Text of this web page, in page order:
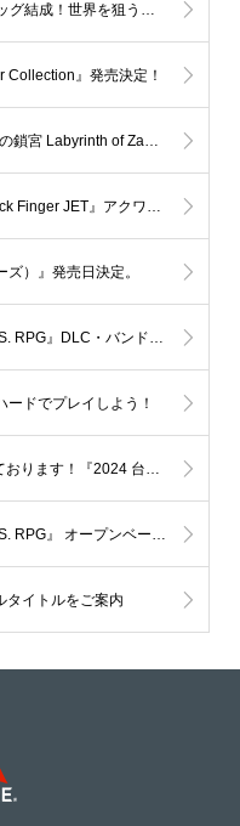
「Red Dunes Games × ACQUIRE」タッグ結成！世界を狙う新IP、グローバル共同開発プロジェクトが本格始動
Collection』発売決定！
純和風本格 3D ダンジョン RPG 『残月の鎖宮 Labyrinth of Zangetsu』 メジャーアップデート Ver.弐 公開
アクションシューティングゲーム『Black Finger JET』アクワイア 開発全面協力 決定!!
ズ）』発売日決定。
『霧の戦場のヴェルディーナ: C.A.R.D.S. RPG』DLC・バンドルパック情報
ードでプレイしよう！
初試遊・イベント盛り沢山でお待ちしております！『2024 台北ゲームショウTaipei Game Show』に出展いたします。
『霧の戦場のヴェルディーナ: C.A.R.D.S. RPG』 オープンベータ第二弾。Steamにて 2024年1月12日（金）より10日間 限定配信いたします。
タイトルをご案内